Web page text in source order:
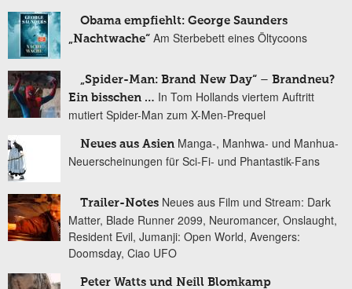
Obama empfiehlt: George Saunders
„Nachtwache“ Am Sterbebett eines Öltycoons
„Spider-Man: Brand New Day“ – Brandneu?
Ein bisschen … In Tom Hollands viertem Auftritt
mutiert Spider-Man zum X-Men-Prequel
Neues aus Asien Manga-, Manhwa- und Manhua-
Neuerscheinungen für Sci-Fi- und Phantastik-Fans
Trailer-Notes Neues aus Film und Stream: Dark
Matter, Blade Runner 2099, Neuromancer, Onslaught,
Resident Evil, Jumanji: Open World, Avengers:
Doomsday, Ciao UFO
Peter Watts und Neill Blomkamp